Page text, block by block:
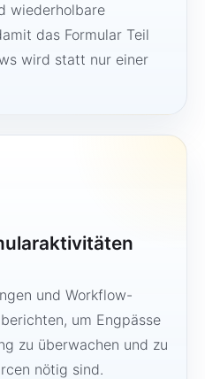
wiederholbare
das Formular Teil
wird statt nur einer
und Workflow-
um Engpässe
zu überwachen und zu
nötig sind.